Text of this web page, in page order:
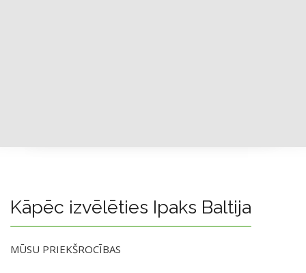
Kāpēc izvēlēties Ipaks Baltija
MŪSU PRIEKŠROCĪBAS